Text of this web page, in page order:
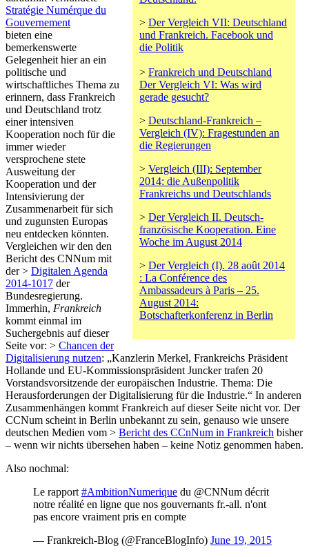
> Der Vergleich VII: Deutschland
und Frankreich. Facebook und
die Politik
> Frankreich und Deutschland
Der Vergleich VI: Was wird
gerade gesucht?
> Deutschland-Frankreich –
Vergleich (IV): Fragestunden an
die Regierungen
> Vergleich (III): September
2014: die Außenpolitik
Frankreichs und Deutschlands
> Der Vergleich II. Deutsch-
französische Kooperation. Eine
Woche im August 2014
> Der Vergleich (I). 28 août 2014
: La Conférence des
Ambassadeurs à Paris – 25.
August 2014:
Botschafterkonferenz in Berlin
Stratégie Numérque du
Gouvernement
bieten eine
bemerkenswerte
Gelegenheit hier an ein
politische und
wirtschaftliches Thema zu
erinnern, dass Frankreich
und Deutschland trotz
einer intensiven
Kooperation noch für die
immer wieder
versprochene stete
Ausweitung der
Kooperation und der
Intensivierung der
Zusammenarbeit für sich
und zugunsten Europas
neu entdecken könnten.
Vergleichen wir den den
Bericht des CNNum mit
der > Digitalen Agenda
2014-1017 der
Bundesregierung.
Immerhin, Frankreich
kommt einmal im
Suchergebnis auf dieser
Seite vor: > Chancen der
Digitalisierung nutzen: „Kanzlerin Merkel, Frankreichs Präsident
Hollande und EU-Kommissionspräsident Juncker trafen 20
Vorstandsvorsitzende der europäischen Industrie. Thema: Die
Herausforderungen der Digitalisierung für die Industrie.“ In anderen
Zusammenhängen kommt Frankreich auf dieser Seite nicht vor. Der
CCNum scheint in Berlin unbekannt zu sein, genauso wie unsere
deutschen Medien vom > Bericht des CCnNum in Frankreich bisher
– wenn wir nichts übersehen haben – keine Notiz genommen haben.
Also nochmal:
Le rapport #AmbitionNumerique du @CNNum décrit
notre réalité en ligne que nos gouvernants fr.-all. n'ont
pas encore vraiment pris en compte
— Frankreich-Blog (@FranceBlogInfo) June 19, 2015